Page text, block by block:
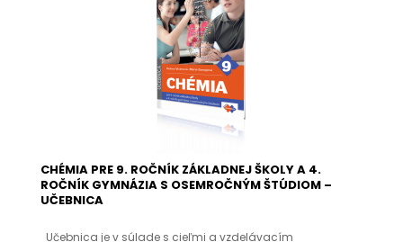
CHÉMIA PRE 9. ROČNÍK ZÁKLADNEJ ŠKOLY A 4.
ROČNÍK GYMNÁZIA S OSEMROČNÝM ŠTÚDIOM –
UČEBNICA
Učebnica je v súlade s cieľmi a vzdelávacím